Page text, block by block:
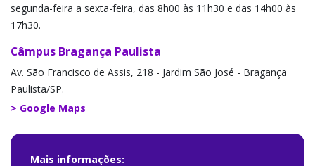
segunda-feira a sexta-feira, das 8h00 às 11h30 e das 14h00 às
17h30.
Câmpus Bragança Paulista
Av. São Francisco de Assis, 218 - Jardim São José - Bragança
Paulista/SP.
> Google Maps
Mais informações: